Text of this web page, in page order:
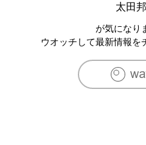
太田
が気になり
ウオッチして最新情報を